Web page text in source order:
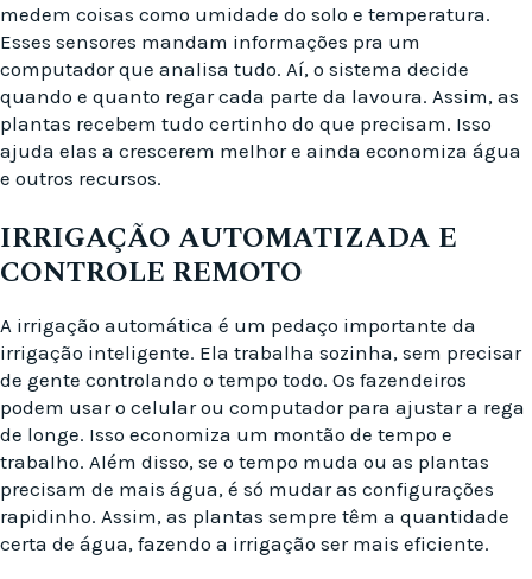
medem coisas como umidade do solo e temperatura.
Esses sensores mandam informações pra um
computador que analisa tudo. Aí, o sistema decide
quando e quanto regar cada parte da lavoura. Assim, as
plantas recebem tudo certinho do que precisam. Isso
ajuda elas a crescerem melhor e ainda economiza água
e outros recursos.
IRRIGAÇÃO AUTOMATIZADA E
CONTROLE REMOTO
A irrigação automática é um pedaço importante da
irrigação inteligente. Ela trabalha sozinha, sem precisar
de gente controlando o tempo todo. Os fazendeiros
podem usar o celular ou computador para ajustar a rega
de longe. Isso economiza um montão de tempo e
trabalho. Além disso, se o tempo muda ou as plantas
precisam de mais água, é só mudar as configurações
rapidinho. Assim, as plantas sempre têm a quantidade
certa de água, fazendo a irrigação ser mais eficiente.